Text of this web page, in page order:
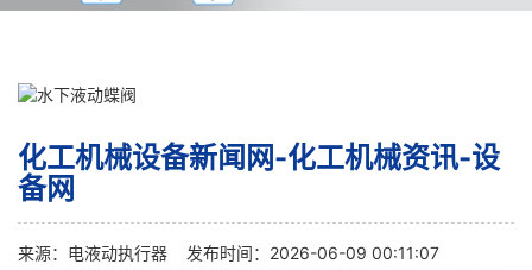
化工机械设备新闻网-化工机械资讯-设
备网
来源： 电液动执行器 发布时间：2026-06-09 00:11:07